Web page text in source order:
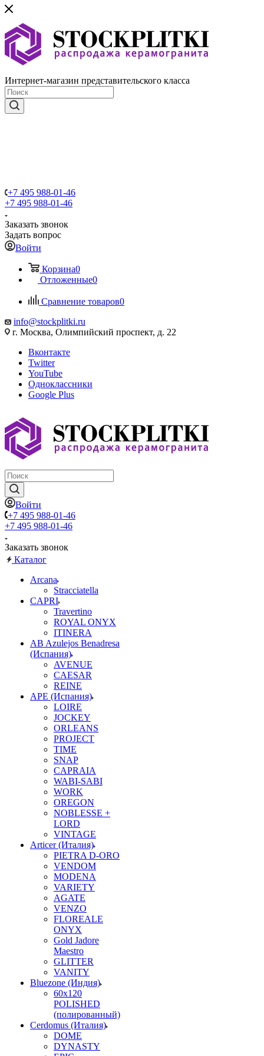
Интернет-магазин представительского класса
+7 495 988-01-46
+7 495 988-01-46
Заказать звонок
Задать вопрос
Войти
Корзина0
Отложенные0
Сравнение товаров0
info@stockplitki.ru
г. Москва, Олимпийский проспект, д. 22
Вконтакте
Twitter
YouTube
Одноклассники
Google Plus
Войти
+7 495 988-01-46
+7 495 988-01-46
Заказать звонок
Каталог
Arcana
Stracciatella
CAPRI
Travertino
ROYAL ONYX
ITINERA
AB Azulejos Benadresa
(Испания)
AVENUE
CAESAR
REINE
APE (Испания)
LOIRE
JOCKEY
ORLEANS
PROJECT
TIME
SNAP
CAPRAIA
WABI-SABI
WORK
OREGON
NOBLESSE +
LORD
VINTAGE
Articer (Италия)
PIETRA D-ORO
VENDOM
MODENA
VARIETY
AGATE
VENZO
FLOREALE
ONYX
Gold Jadore
Maestro
GLITTER
VANITY
Bluezone (Индия)
60х120
POLISHED
(полированный)
Cerdomus (Италия)
DOME
DYNASTY